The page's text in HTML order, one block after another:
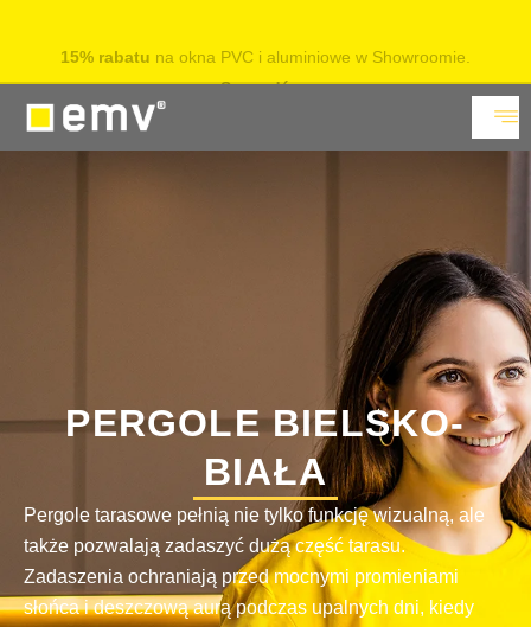
Sprawdź
PERGOLE BIELSKO-
BIAŁA
Pergole tarasowe pełnią nie tylko funkcję wizualną, ale
także pozwalają zadaszyć dużą część tarasu.
Zadaszenia ochraniają przed mocnymi promieniami
słońca i deszczową aurą podczas upalnych dni, kiedy